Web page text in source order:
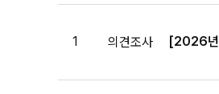
1 의견조사 [2026년